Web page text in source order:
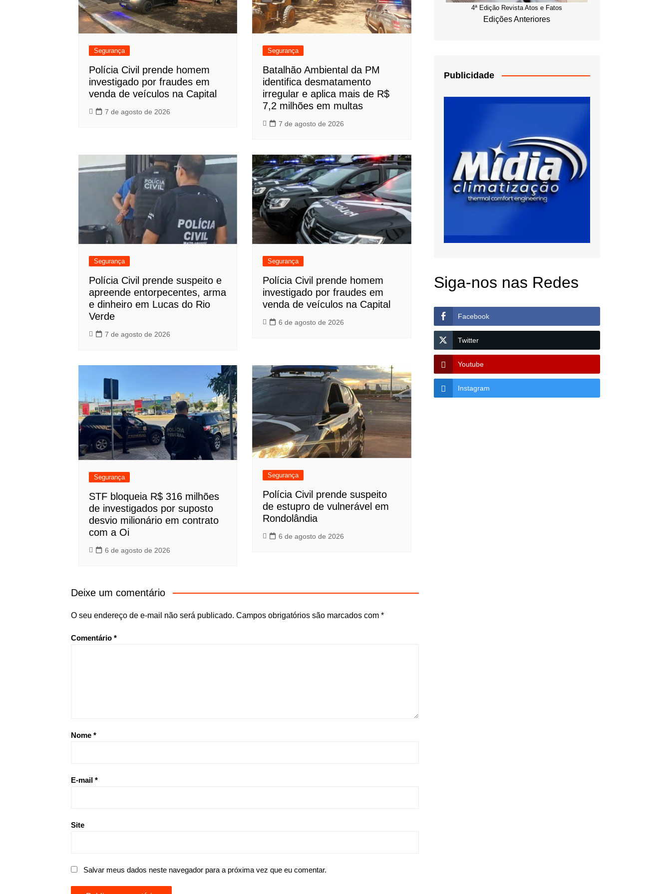
Segurança
Polícia Civil prende homem
investigado por fraudes em
venda de veículos na Capital
7 de agosto de 2026
Segurança
Batalhão Ambiental da PM
identifica desmatamento
irregular e aplica mais de R$
7,2 milhões em multas
7 de agosto de 2026
Segurança
Polícia Civil prende suspeito e
apreende entorpecentes, arma
e dinheiro em Lucas do Rio
Verde
7 de agosto de 2026
Segurança
Polícia Civil prende homem
investigado por fraudes em
venda de veículos na Capital
6 de agosto de 2026
Segurança
STF bloqueia R$ 316 milhões
de investigados por suposto
desvio milionário em contrato
com a Oi
6 de agosto de 2026
Segurança
Polícia Civil prende suspeito
de estupro de vulnerável em
Rondolândia
6 de agosto de 2026
Deixe um comentário
O seu endereço de e-mail não será publicado. Campos obrigatórios são marcados com *
Comentário *
Nome *
E-mail *
Site
Salvar meus dados neste navegador para a próxima vez que eu comentar.
4ª Edição Revista Atos e Fatos
Edições Anteriores
Publicidade
Siga-nos nas Redes
Facebook
Twitter
Youtube
Instagram